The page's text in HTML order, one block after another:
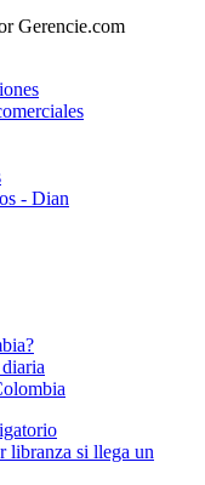
Gerencie.com
- Dian
libranza si llega un